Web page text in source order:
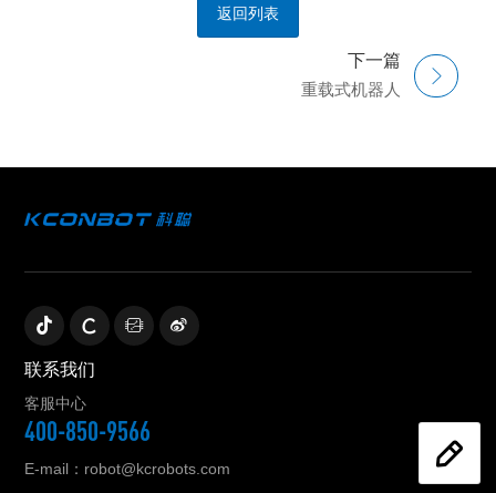
返回列表
下一篇
重载式机器人
联系我们
客服中心
400-850-9566
E-mail：robot@kcrobots.com